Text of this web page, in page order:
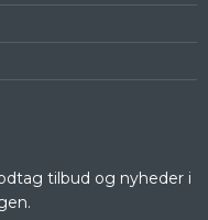
tilbud og nyheder i